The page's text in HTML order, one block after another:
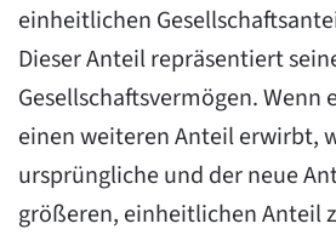
einheitlichen
Dieser Anteil repräsentiert
Gesellschaftsvermögen. Wenn
einen weiteren Anteil erwirbt,
ursprüngliche und der neue
größeren, einheitlichen Anteil